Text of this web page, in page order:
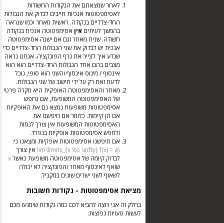
לאחר שמצאתם את הנקודות החשודות
לאסימפטוטות אנכיות חייבים לבדוק את הגבולות
החד-צדדיים בנקודה. ראשית מאחר וכמו שנראה
בהמשך לעיתים איןאסימפטוטה אנכית בנקודה
חשודה. שנית מאחר וגם אם ישנה אסימפטוטה
אנכית יש לבדוק את שני הגבולות החד-צדדיים כדי
שנדע איך לצייר את גרף הפונקציה. אנחנו נראה
מצבים בהם אחד הגבולות החד-צדדיים הוא הוא
אינסוף / מינוס אינסוף והשני הוא סופי, נוכל
לדעת זאת רק על ידי חישוב של שני הגבולות.
מאחר והאסימפטוטה האופקית היא מקרה פרטי
של האסימפטוטה המשופעת, אם נחפש
אסימפטוטות משופעות נמצא גם את האופקיות
אם הן קיימות. כלומר אם חיפשנו את
האסימפטוטות המשופעות אין צורך לנסות
ולחפש אסימפטוטות אופקיות בנפרד.
אם חיפשנו אסימפטוטות אופקיות ומצאנו כי:
\lim\limits_{x \to \infty} f(x) = a
אין צורך
לבדוק קיומה של אסימפטוטה משופעת כאשרx
שואף לאינסוף מאחר והפונקציה לא יכולה
לשאוף לשני ישרים שונים במקביל.
מציאת אסימפטוטות - נקודות חשובות
בחלק זה אני רוצה להביא לכם כמה נקודות שימנעו מכם
לעשות טעויות נפוצות: